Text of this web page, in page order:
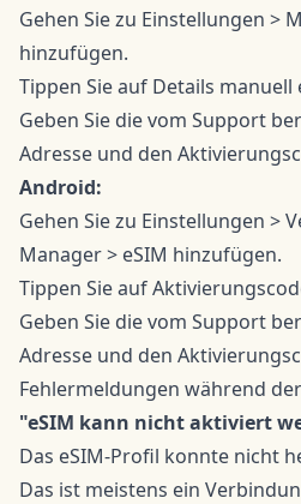
Gehen Sie zu Einstellungen >
hinzufügen.
Tippen Sie auf Details manuell
Geben Sie die vom Support
Adresse und den
Android:
Gehen Sie zu Einstellungen >
Manager > eSIM hinzufügen.
Tippen Sie auf
Geben Sie die vom Support
Adresse und den
Fehlermeldungen während
"eSIM kann nicht aktiviert
Das eSIM-Profil konnte nicht
Das ist meistens ein